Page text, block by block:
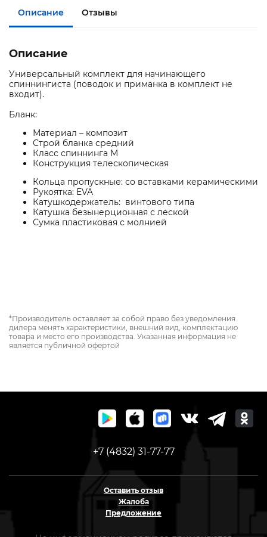
Описание Отзывы
Описание
Универсальный комплект для начинающего
спиннингиста (поводок и приманка в комплект не
входит).
Бланк:
Материал – композит
Строй бланка средний
Класс спиннинга M
Конструкция телескопическая
Кольца пропускные: со вставками керамическими
Рукоятка: EVA
Катушкодержатель: винтового типа
Катушка безынерционная с леской
Сумка пластиковая с молнией
*Производитель оставляет за собой право без уведомления
дилера менять характеристики, внешний вид, комплектацию
товара и место его производства. Указанная информация не
является публичной офертой
+7 (4832) 31-77-77
Оставить отзыв
Жалоба
Предложение